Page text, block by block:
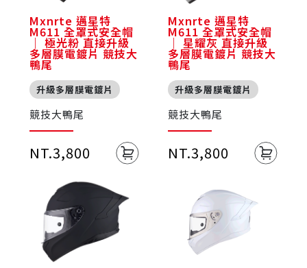
Mxnrte 邁星特
M611 全罩式安全帽
｜ 極光粉 直接升級
多層膜電鍍片 競技大
鴨尾
升級多層膜電鍍片
競技大鴨尾
NT.3,800
Mxnrte 邁星特
M611 全罩式安全帽
｜ 星耀灰 直接升級
多層膜電鍍片 競技大
鴨尾
升級多層膜電鍍片
競技大鴨尾
NT.3,800